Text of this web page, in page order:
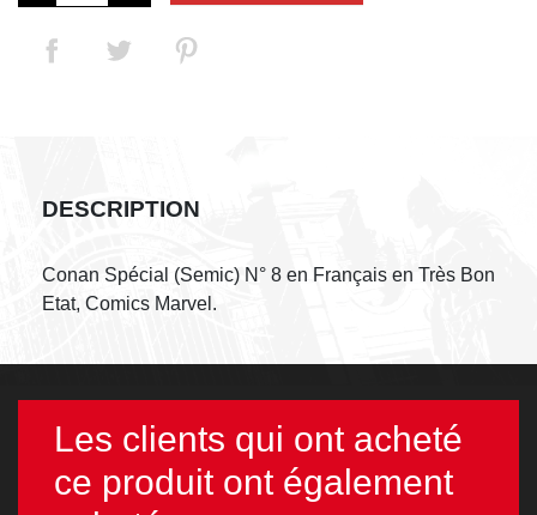
DESCRIPTION
Conan Spécial (Semic) N° 8 en Français en Très Bon
Etat, Comics Marvel.
Les clients qui ont acheté
ce produit ont également